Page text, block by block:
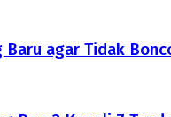
Baru agar Tidak